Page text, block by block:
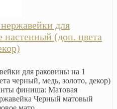
для
настенный (доп. цвета
для раковины на 1
черный, медь, золото, декор)
финиша: Матовая
Черный матовый